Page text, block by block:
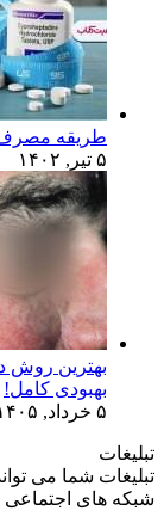
طریقه مصرف
۵ تیر, ۱۴۰۲
بهترین روش
بهبودی کامل!
۵ خرداد, ۱۴۰۵
تبلیغات
تبلیغات شما می
شبکه های اجتماعی